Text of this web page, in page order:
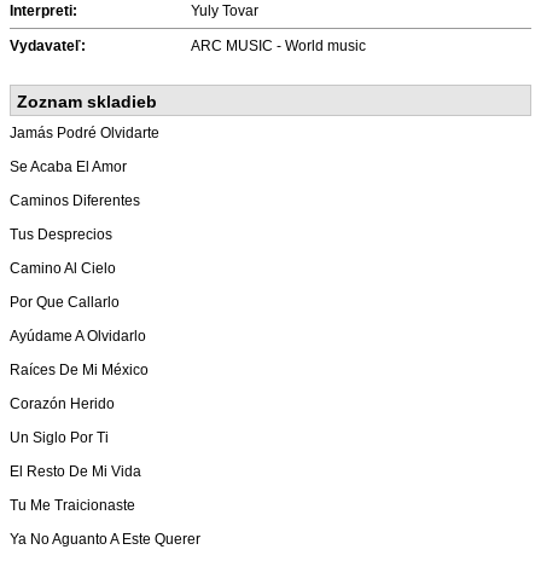
Interpreti: Yuly Tovar
Vydavateľ: ARC MUSIC - World music
Zoznam skladieb
Jamás Podré Olvidarte
Se Acaba El Amor
Caminos Diferentes
Tus Desprecios
Camino Al Cielo
Por Que Callarlo
Ayúdame A Olvidarlo
Raíces De Mi México
Corazón Herido
Un Siglo Por Ti
El Resto De Mi Vida
Tu Me Traicionaste
Ya No Aguanto A Este Querer